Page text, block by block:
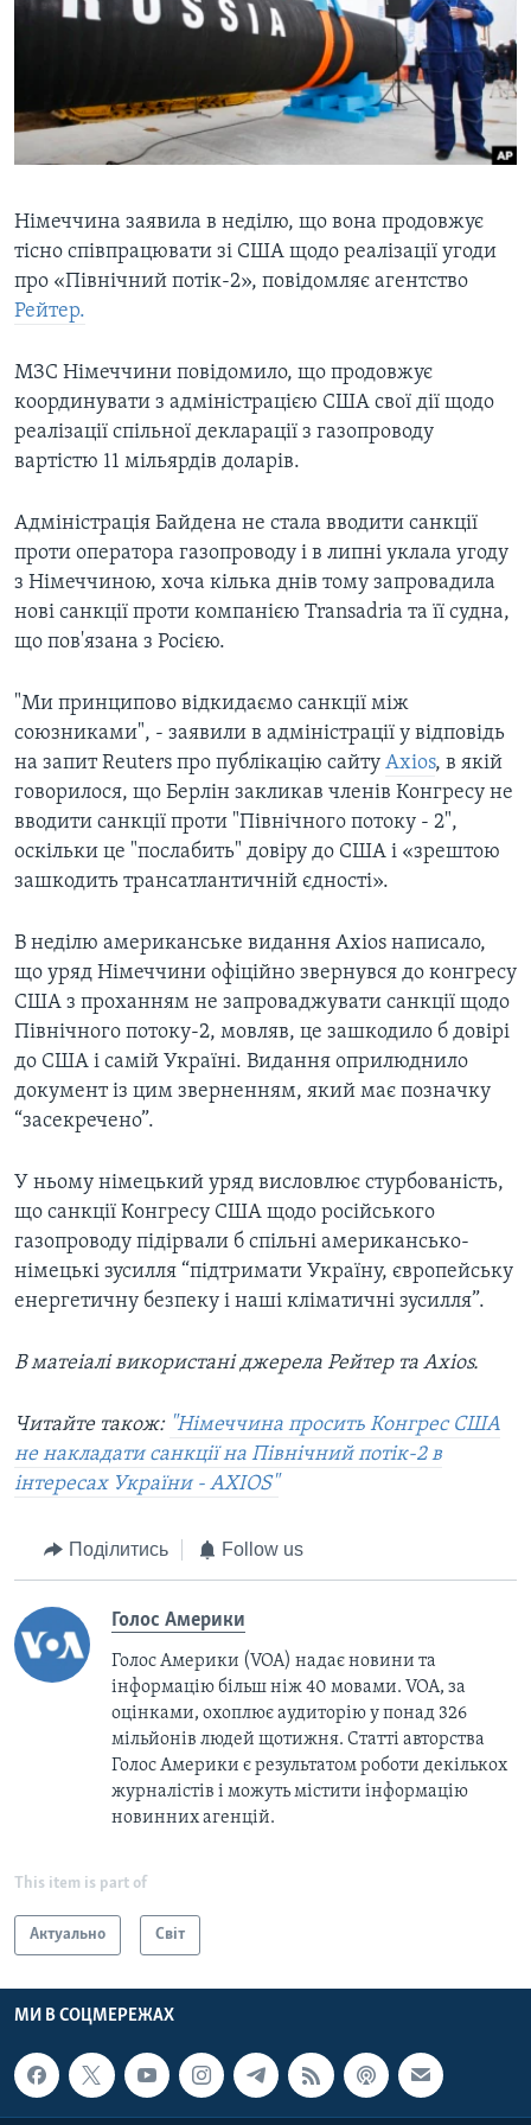
СУСПІЛЬСТВО
ІСТОРІЇ УСПІХУ УКРАЇНЦІВ
БРИФІНГ ГОЛОСУ АМЕРИКИ
ВІКНО В АМЕРИКУ
ПРАЙМ-ТАЙМ
ПОГЛЯД З ВАШИНГТОНА
Learning English
МИ В СОЦМЕРЕЖАХ
Мови
Німеччина заявила в неділю, що вона продовжує
тісно співпрацювати зі США щодо реалізації угоди
про «Північний потік-2», повідомляє агентство
Рейтер.
МЗС Німеччини повідомило, що продовжує
координувати з адміністрацією США свої дії щодо
реалізації спільної декларації з газопроводу
вартістю 11 мільярдів доларів.
Адміністрація Байдена не стала вводити санкції
проти оператора газопроводу і в липні уклала угоду
з Німеччиною, хоча кілька днів тому запровадила
нові санкції проти компанією Transadria та її судна,
що пов'язана з Росією.
"Ми принципово відкидаємо санкції між
союзниками", - заявили в адміністрації у відповідь
на запит Reuters про публікацію сайту Axios, в якій
говорилося, що Берлін закликав членів Конгресу не
вводити санкції проти "Північного потоку - 2",
оскільки це "послабить" довіру до США і «зрештою
зашкодить трансатлантичній єдності».
В неділю американське видання Axios написало,
що уряд Німеччини офіційно звернувся до конгресу
США з проханням не запроваджувати санкції щодо
Північного потоку-2, мовляв, це зашкодило б довірі
до США і самій Україні. Видання оприлюднило
документ із цим зверненням, який має позначку
“засекречено”.
У ньому німецький уряд висловлює стурбованість,
що санкції Конгресу США щодо російського
газопроводу підірвали б спільні американсько-
німецькі зусилля “підтримати Україну, європейську
енергетичну безпеку і наші кліматичні зусилля”.
В матеіалі використані джерела Рейтер та Axios.
Читайте також: "Німеччина просить Конгрес США
не накладати санкції на Північний потік-2 в
інтересах України - AXIOS"
Поділитись Follow us
Голос Америки
Голос Америки (VOA) надає новини та
інформацію більш ніж 40 мовами. VOA, за
оцінками, охоплює аудиторію у понад 326
мільйонів людей щотижня. Статті авторства
Голос Америки є результатом роботи декількох
журналістів і можуть містити інформацію
новинних агенцій.
This item is part of
Актуально Світ
МИ В СОЦМЕРЕЖАХ